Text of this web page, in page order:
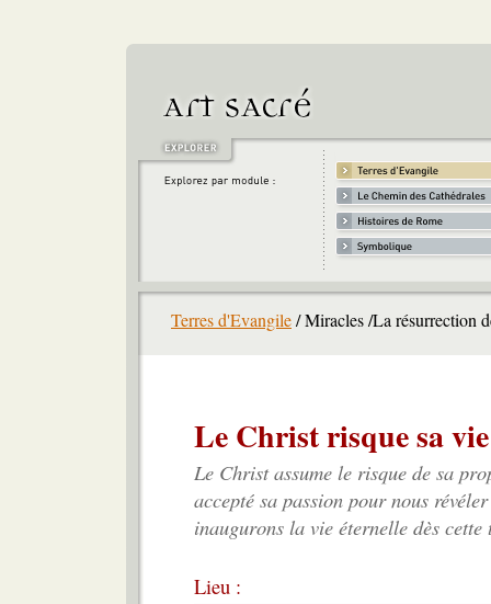
Terres d'Evangile/ Miracles /La résurrection
Le Christ risque sa
Le Christ assume le risque de sa
accepté sa passion pour nous
inaugurons la vie éternelle dès cette
Lieu :